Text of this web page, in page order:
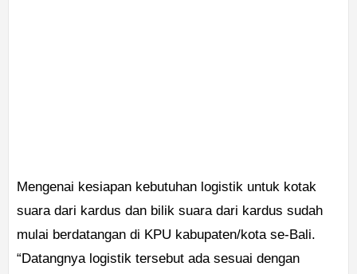
Mengenai kesiapan kebutuhan logistik untuk kotak
suara dari kardus dan bilik suara dari kardus sudah
mulai berdatangan di KPU kabupaten/kota se-Bali.
“Datangnya logistik tersebut ada sesuai dengan